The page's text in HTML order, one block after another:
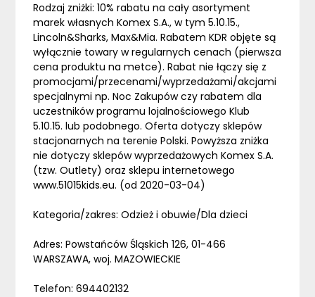
Rodzaj zniżki: 10% rabatu na cały asortyment
marek własnych Komex S.A., w tym 5.10.15.,
Lincoln&Sharks, Max&Mia. Rabatem KDR objęte są
wyłącznie towary w regularnych cenach (pierwsza
cena produktu na metce). Rabat nie łączy się z
promocjami/przecenami/wyprzedażami/akcjami
specjalnymi np. Noc Zakupów czy rabatem dla
uczestników programu lojalnościowego Klub
5.10.15. lub podobnego. Oferta dotyczy sklepów
stacjonarnych na terenie Polski. Powyższa zniżka
nie dotyczy sklepów wyprzedażowych Komex S.A.
(tzw. Outlety) oraz sklepu internetowego
www.51015kids.eu. (od 2020-03-04)
Kategoria/zakres: Odzież i obuwie/Dla dzieci
Adres: Powstańców Śląskich 126, 01-466
WARSZAWA, woj. MAZOWIECKIE
Telefon: 694402132